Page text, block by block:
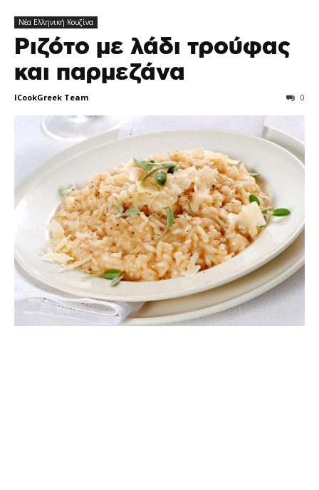
Νέα Ελληνική Κουζίνα
Ριζότο με λάδι τρούφας
και παρμεζάνα
ICookGreek Team 0